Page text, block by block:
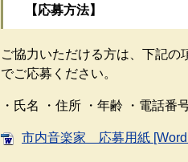
【応募方法】
ご協力いただける方は、下記
でご応募ください。
・氏名 ・住所 ・年齢 ・電話番
市内音楽家 応募用紙 [Word